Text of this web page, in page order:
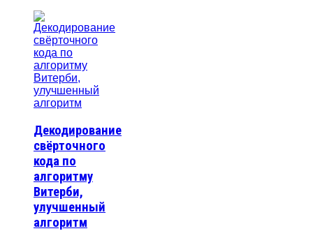
Декодирование
свёрточного
кода по
алгоритму
Витерби,
улучшенный
алгоритм